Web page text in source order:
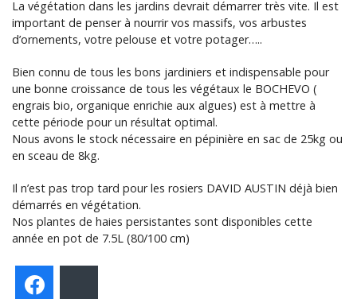
La végétation dans les jardins devrait démarrer très vite. Il est
important de penser à nourrir vos massifs, vos arbustes
d’ornements, votre pelouse et votre potager…..
Bien connu de tous les bons jardiniers et indispensable pour
une bonne croissance de tous les végétaux le BOCHEVO (
engrais bio, organique enrichie aux algues) est à mettre à
cette période pour un résultat optimal.
Nous avons le stock nécessaire en pépinière en sac de 25kg ou
en sceau de 8kg.
Il n’est pas trop tard pour les rosiers DAVID AUSTIN déjà bien
démarrés en végétation.
Nos plantes de haies persistantes sont disponibles cette
année en pot de 7.5L (80/100 cm)